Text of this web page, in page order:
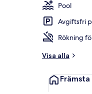
Pool
Avgiftsfri
Rökning
Visa alla